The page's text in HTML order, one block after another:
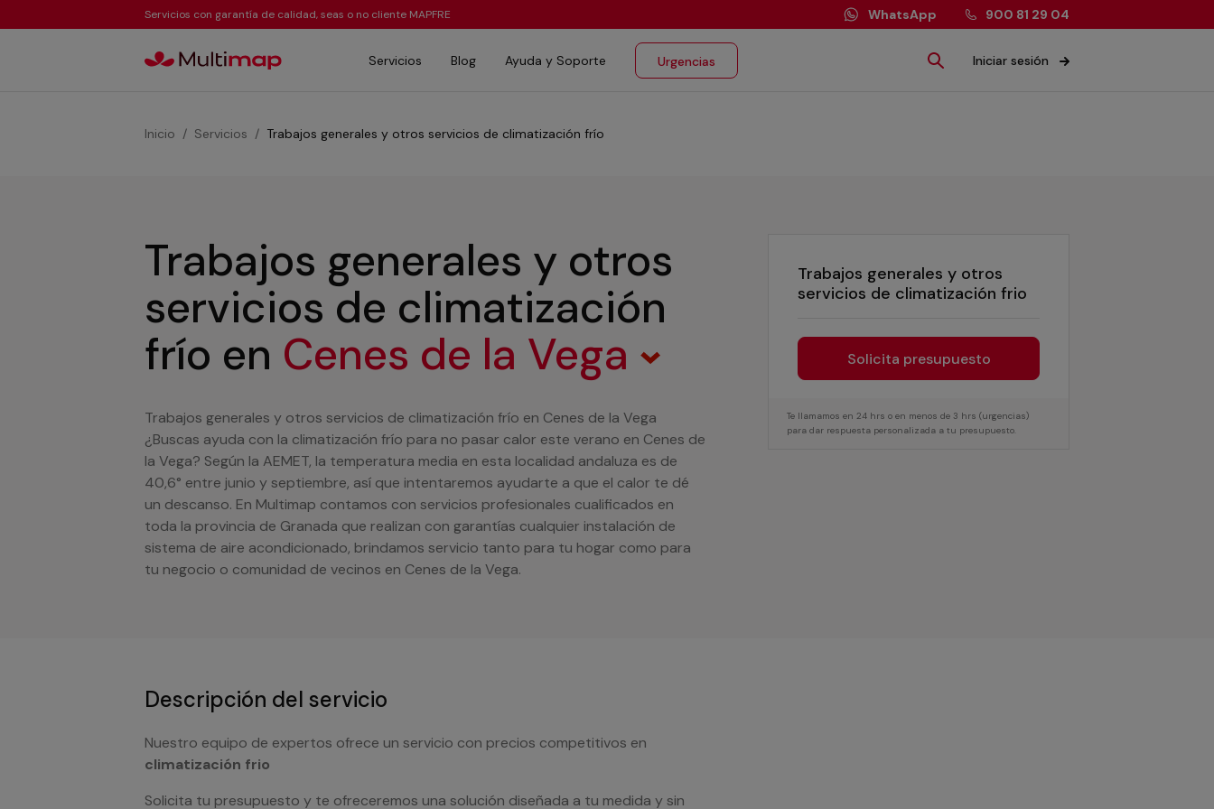
Servicios con garantía de calidad, seas o no cliente MAPFRE WhatsApp 900 81 29 04
Servicios Blog Ayuda y Soporte Urgencias Iniciar sesión
Inicio Servicios Trabajos generales y otros servicios de climatización frío
Trabajos generales y otros
servicios de climatización frio
Solicita presupuesto
Te llamamos en 24 hrs o en menos de 3 hrs (urgencias)
para dar respuesta personalizada a tu presupuesto.
Trabajos generales y otros
servicios de climatización
frío en Cenes de la Vega
Trabajos generales y otros servicios de climatización frío en Cenes de la Vega
¿Buscas ayuda con la climatización frío para no pasar calor este verano en Cenes de
la Vega? Según la AEMET, la temperatura media en esta localidad andaluza es de
40,6° entre junio y septiembre, así que intentaremos ayudarte a que el calor te dé
un descanso. En Multimap contamos con servicios profesionales cualificados en
toda la provincia de Granada que realizan con garantías cualquier instalación de
sistema de aire acondicionado, brindamos servicio tanto para tu hogar como para
tu negocio o comunidad de vecinos en Cenes de la Vega.
Descripción del servicio
Nuestro equipo de expertos ofrece un servicio con precios competitivos en
climatización frio
Solicita tu presupuesto y te ofreceremos una solución diseñada a tu medida y sin